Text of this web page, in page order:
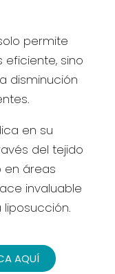
permite
sino
disminución
en su
del tejido
en áreas
invaluable
AQUÍ